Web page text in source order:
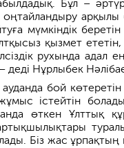
Бұл –
оңтайландыру
мүмкіндік
қызмет
рухында адал
деді Нұрлыбек
бой
жұмыс істейтін
өткен Ұлттық
артықшылықтары
Біз жас